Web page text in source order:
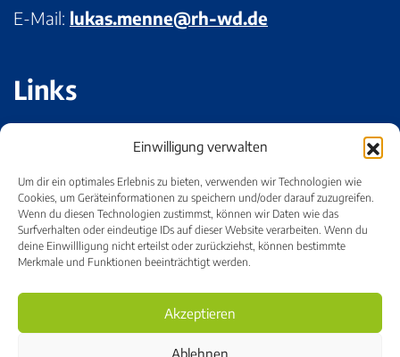
Einwilligung verwalten
Um dir ein optimales Erlebnis zu bieten, verwenden wir Technologien wie
Cookies, um Geräteinformationen zu speichern und/oder darauf zuzugreifen.
Wenn du diesen Technologien zustimmst, können wir Daten wie das
Surfverhalten oder eindeutige IDs auf dieser Website verarbeiten. Wenn du
deine Einwillligung nicht erteilst oder zurückziehst, können bestimmte
Merkmale und Funktionen beeinträchtigt werden.
Akzeptieren
Ablehnen
E-Mail: lukas.menne@rh-wd.de
Links
Bildnachweise
Cookie-Einstellungen